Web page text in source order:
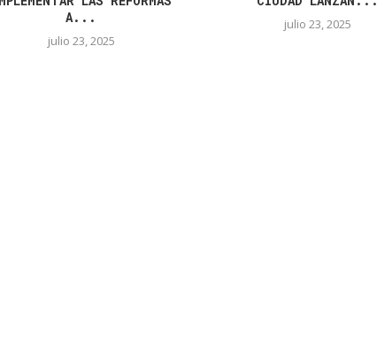
A...
julio 23, 2025
julio 23, 2025